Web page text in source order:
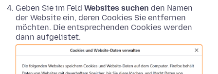
Geben Sie im Feld Websites suchen den Namen
der Website ein, deren Cookies Sie entfernen
möchten. Die entsprechenden Cookies werden
dann aufgelistet.